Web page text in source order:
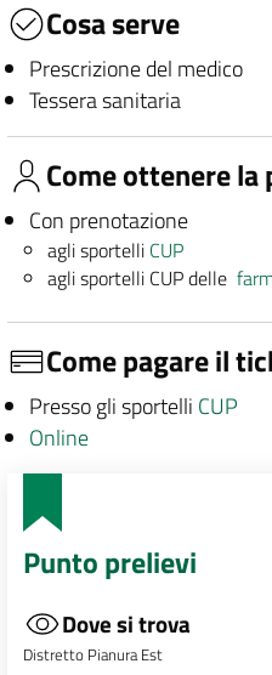
Cosa serve
Prescrizione del medico
Tessera sanitaria
Come ottenere la
Con prenotazione
agli sportelli CUP
agli sportelli CUP delle
Come pagare il
Presso gli sportelli CUP
Online
Punto prelievi
Dove si trova
Distretto Pianura Est